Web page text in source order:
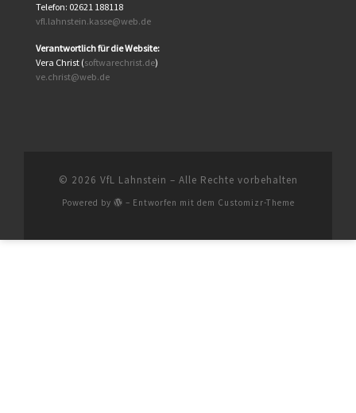
Telefon: 02621 188118
vfl.lahnstein.kasse@web.de
Verantwortlich für die Website:
Vera Christ (softwarechrist.de)
ve.christ@web.de
© 2026 VfL Lahnstein – Alle Rechte vorbehalten
Powered by – Entworfen mit dem Customizr-Theme